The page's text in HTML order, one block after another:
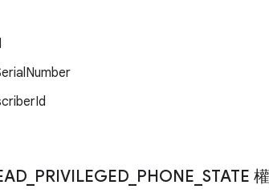
PRIVILEGED PHONE STATE